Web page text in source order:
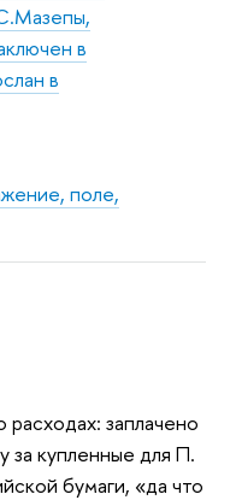
в
в
поле,
расходах: заплачено
за купленные для П.
бумаги, «да что